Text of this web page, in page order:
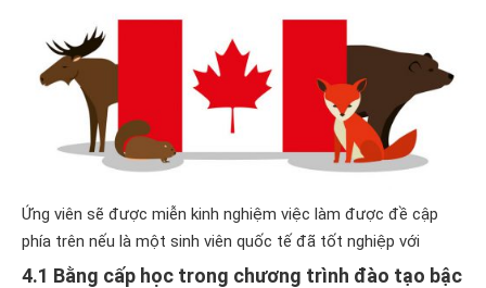
Ứng viên sẽ được miễn kinh nghiệm việc làm được đề cập
phía trên nếu là một sinh viên quốc tế đã tốt nghiệp với
4.1 Bằng cấp học trong chương trình đào tạo bậc